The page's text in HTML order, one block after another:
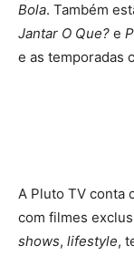
Bola. Também
Jantar O Que? e
e as temporadas
A Pluto TV conta
com filmes
shows, lifestyle,